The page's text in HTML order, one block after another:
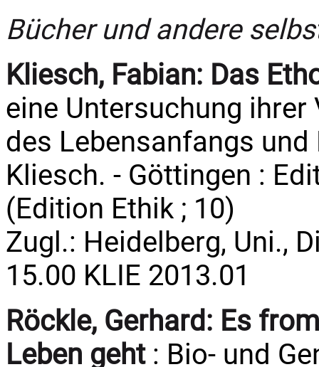
Bücher und andere
Kliesch, Fabian: Das
eine Untersuchung
des Lebensanfangs
Kliesch. - Göttingen :
(Edition Ethik ; 10)
Zugl.: Heidelberg, Uni.,
15.00 KLIE 2013.01
Röckle, Gerhard: Es
Leben geht: Bio- und